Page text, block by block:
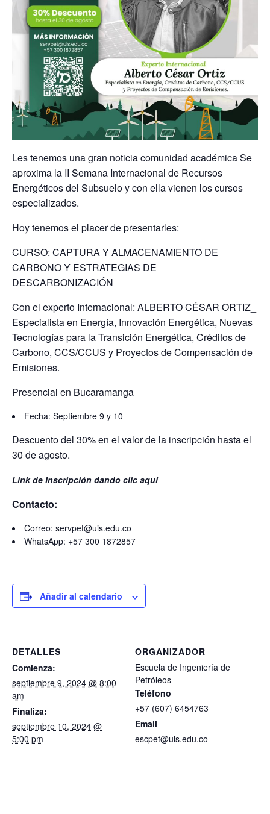
Les tenemos una gran noticia comunidad académica Se
aproxima la II Semana Internacional de Recursos
Energéticos del Subsuelo y con ella vienen los cursos
especializados.
Hoy tenemos el placer de presentarles:
CURSO: CAPTURA Y ALMACENAMIENTO DE
CARBONO Y ESTRATEGIAS DE
DESCARBONIZACIÓN
Con el experto Internacional: ALBERTO CÉSAR ORTIZ_
Especialista en Energía, Innovación Energética, Nuevas
Tecnologías para la Transición Energética, Créditos de
Carbono, CCS/CCUS y Proyectos de Compensación de
Emisiones.
Presencial en Bucaramanga
Fecha: Septiembre 9 y 10
Descuento del 30% en el valor de la inscripción hasta el
30 de agosto.
Link de Inscripción dando clic aquí
Contacto:
Correo: servpet@uis.edu.co
WhatsApp: +57 300 1872857
Añadir al calendario
DETALLES
Comienza:
septiembre 9, 2024 @ 8:00
am
Finaliza:
septiembre 10, 2024 @
5:00 pm
ORGANIZADOR
Escuela de Ingeniería de
Petróleos
Teléfono
+57 (607) 6454763
Email
escpet@uis.edu.co